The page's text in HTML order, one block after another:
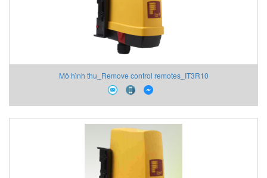
Mô hình thu_Remove control remotes_IT3R10